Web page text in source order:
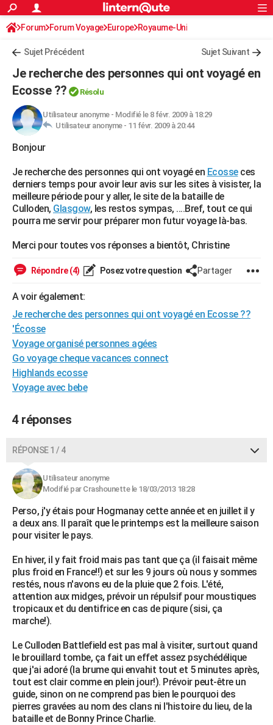
ACTUALITÉS
Politique
Société
Faits Divers
Education
Monde
Villes
+
Programme TV
TNTStreaming
Cinéma
Sorties cinéma
Musique
+FINANCE
Retraite
Impôts
Epargne
Immobilier
Risques naturels par ville
Banque
Assurance
Crédit
AUTO
Essais
Réserver un essai
Citadines
Berlines
SUV
Forum auto
HIGH-TECH
Forum
Aménagement intérieur
Extérieur
Cuisine
Salle de bains
Jardinage
Rangement
WEEK-END
Guides de France
Escapades
Patrimoine
Expositions
Musées
Week-end nature
+LIFESTYLE
VOYAGE
GUIDES D'ACHAT
BONS PLANS
CARTE DE VOEUX
Carte de Noël
Carte Bonne année
Carte Saint-Valentin
Carte Pâques
Carte d'anniversaire
DICTIONNAIRE
FORUM
Bricolage
Lifestyle
Culture
Sport
Auto
Television
Voyage
Cinema
S'inscrire
Connexion
Forum Forum Voyage Europe Royaume-Uni
Sujet Précédent Sujet Suivant
Je recherche des personnes qui ont voyagé en
Ecosse ??
Résolu
Utilisateur anonyme- Modifié le 8 févr. 2009 à 18:29
Utilisateur anonyme - 11 févr. 2009 à 20:44
Bonjour
Je recherche des personnes qui ont voyagé en Ecosseces
derniers temps pour avoir leur avis sur les sites à visister, la
meilleure période pour y aller, le site de la bataille de
Culloden, Glasgow, les restos sympas, ....Bref, tout ce qui
pourra me servir pour préparer mon futur voyage là-bas.
Merci pour toutes vos réponses a bientôt, Christine
Répondre (4) Posez votre question Partager
A voir également:
Je recherche des personnes qui ont voyagé en Ecosse ??
'Écosse
Voyage organisé personnes agées
Go voyage cheque vacances connect
Highlands ecosse
Voyage avec bebe
4 réponses
RÉPONSE 1 / 4
Utilisateur anonyme
Modifié par Crashounette le 18/03/2013 18:28
Perso, j'y étais pour Hogmanay cette année et en juillet il y
a deux ans. Il paraît que le printemps est la meilleure saison
pour visiter le pays.
En hiver, il y fait froid mais pas tant que ça (il faisait même
plus froid en France!!) et sur les 9 jours où nous y sommes
restés, nous n'avons eu de la pluie que 2 fois. L'été,
attention aux midges, prévoir un répulsif pour moustiques
tropicaux et du dentifrice en cas de piqure (sisi, ça
marche!).
Le Culloden Battlefield est pas mal à visiter, surtout quand
le brouillard tombe, ça fait un effet assez psychédélique
que j'ai adoré (la brume qui envahit tout et 5 minutes après,
tout est clair comme en plein jour!). Prévoir peut-être un
guide, sinon on ne comprend pas bien le pourquoi des
pierres gravées au nom des clans ni l'histoire du lieu, de la
bataille et de Bonny Prince Charlie.